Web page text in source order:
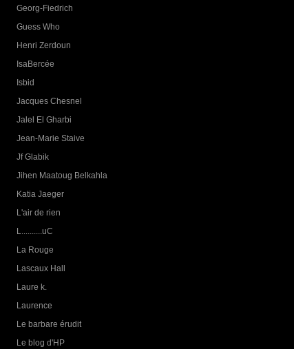
Georg-Fiedrich
Guess Who
Henri Zerdoun
IsaBercée
Isbid
Jacques Chesnel
Jalel El Gharbi
Jean-Marie Staive
Jf Glabik
Jihen Maatoug Belkahla
Katia Jaeger
L'air de rien
L..........uC
La Rouge
Lascaux Hall
Laure k.
Laurence
Le barbare érudit
Le blog d'HP